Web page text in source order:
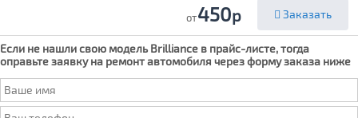
от450р Заказать
Если не нашли свою модельBrilliance в прайс-листе, тогда
оправьте заявку на ремонт автомобиля через форму заказа ниже